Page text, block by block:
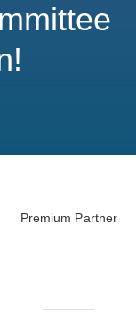
Premium Partner